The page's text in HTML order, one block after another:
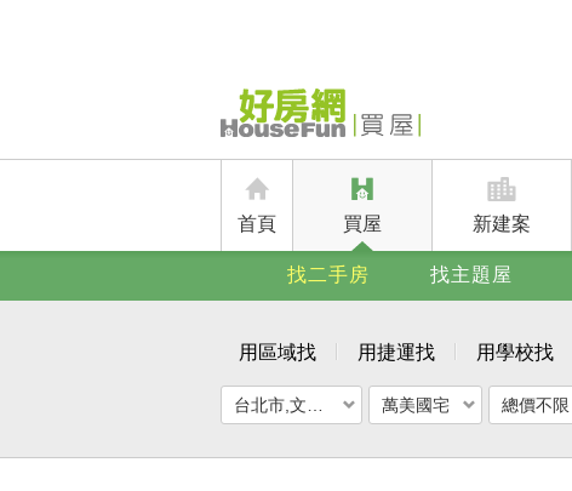
首頁 買屋 新建案
找二手房 找主題屋
用區域找 用捷運找 用學校找
萬美國宅 總價不限